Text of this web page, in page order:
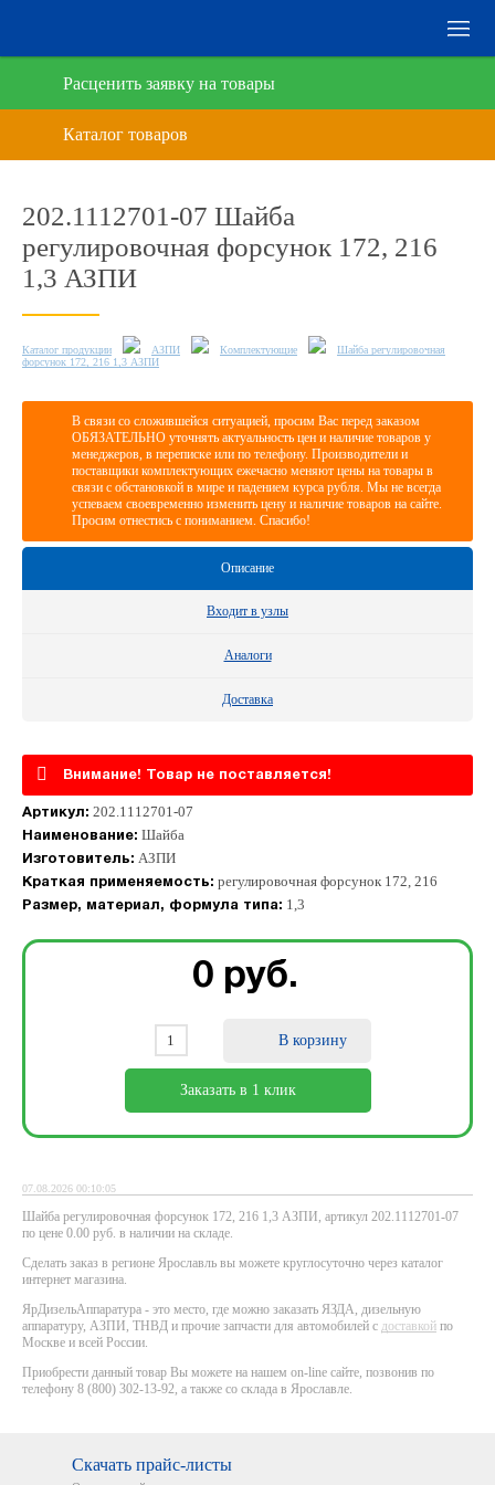
Расценить заявку на товары
202.1112701-07 Шайба
регулировочная форсунок 172, 216
1,3 АЗПИ
Каталог продукции АЗПИ Комплектующие
Шайба регулировочная
форсунок 172, 216 1,3 АЗПИ
В связи со сложившейся ситуацией, просим Вас перед заказом
ОБЯЗАТЕЛЬНО уточнять актуальность цен и наличие товаров у
менеджеров, в переписке или по телефону. Производители и
поставщики комплектующих ежечасно меняют цены на товары в
связи с обстановкой в мире и падением курса рубля. Мы не всегда
успеваем своевременно изменить цену и наличие товаров на сайте.
Просим отнестись с пониманием. Спасибо!
Описание
Входит в узлы
Аналоги
Доставка
Внимание! Товар не поставляется!
Артикул: 202.1112701-07
Наименование: Шайба
Изготовитель: АЗПИ
Краткая применяемость: регулировочная форсунок 172, 216
Размер, материал, формула типа: 1,3
0руб.
В корзину
Заказать в 1 клик
07.08.2026 00:10:05
Шайба регулировочная форсунок 172, 216 1,3 АЗПИ, артикул 202.1112701-07
по цене 0.00 руб. в наличии на складе.
Сделать заказ в регионе Ярославль вы можете круглосуточно через каталог
интернет магазина.
ЯрДизельАппаратура - это место, где можно заказать ЯЗДА, дизельную
аппаратуру, АЗПИ, ТНВД и прочие запчасти для автомобилей с доставкой по
Москве и всей России.
Приобрести данный товар Вы можете на нашем on-line сайте, позвонив по
телефону 8 (800) 302-13-92, а также со склада в Ярославле.
Скачать прайс-листы